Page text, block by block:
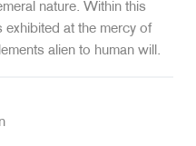
nature. Within this
at the mercy of
alien to human will.